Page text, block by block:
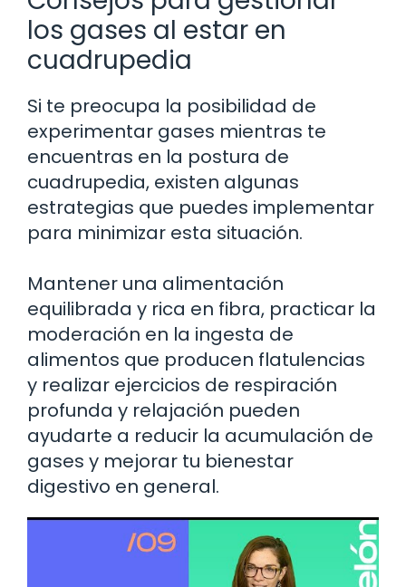
los gases al estar en
cuadrupedia
Si te preocupa la posibilidad de
experimentar gases mientras te
encuentras en la postura de
cuadrupedia, existen algunas
estrategias que puedes implementar
para minimizar esta situación.
Mantener una alimentación
equilibrada y rica en fibra, practicar la
moderación en la ingesta de
alimentos que producen flatulencias
y realizar ejercicios de respiración
profunda y relajación pueden
ayudarte a reducir la acumulación de
gases y mejorar tu bienestar
digestivo en general.